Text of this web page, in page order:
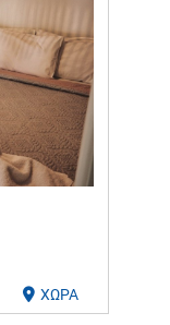
ΧΩΡΑ